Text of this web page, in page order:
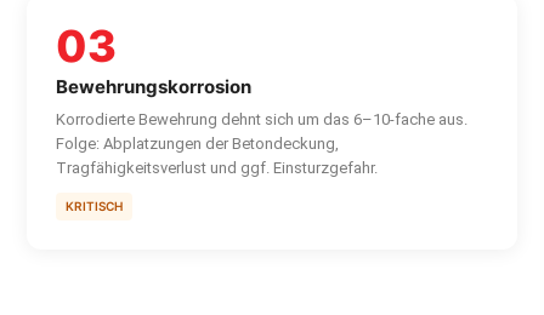
03
Bewehrungskorrosion
Korrodierte Bewehrung dehnt sich um das 6–10-fache aus.
Folge: Abplatzungen der Betondeckung,
Tragfähigkeitsverlust und ggf. Einsturzgefahr.
KRITISCH